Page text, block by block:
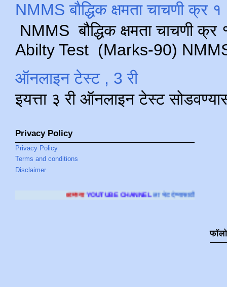
NMMS बौद्धिक क्षमता चाचणी क्र
NMMS बौद्धिक क्षमता चाचणी
Abilty Test (Marks-90) NMMS
ऑनलाइन टेस्ट , 3 री
इयत्ता ३ री ऑनलाइन टेस्ट
Privacy Policy
Privacy Policy
Terms and conditions
Disclaimer
YOUTUBE CHANNELला भेट देण्यासाठी क्लिक करा.